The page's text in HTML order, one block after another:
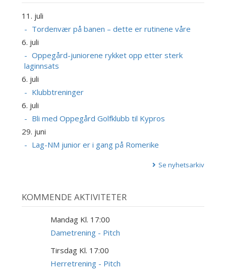
11. juli
Tordenvær på banen – dette er rutinene våre
6. juli
Oppegård-juniorene rykket opp etter sterk
laginnsats
6. juli
Klubbtreninger
6. juli
Bli med Oppegård Golfklubb til Kypros
29. juni
Lag-NM junior er i gang på Romerike
Se nyhetsarkiv
KOMMENDE AKTIVITETER
Mandag Kl. 17:00
Dametrening - Pitch
Tirsdag Kl. 17:00
Herretrening - Pitch